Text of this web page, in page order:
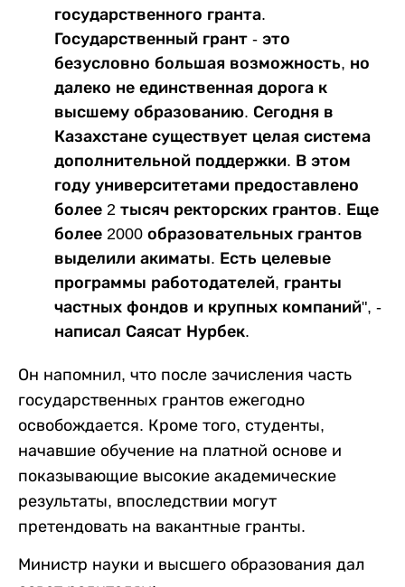
государственного гранта.
Государственный грант - это
безусловно большая возможность, но
далеко не единственная дорога к
высшему образованию. Сегодня в
Казахстане существует целая система
дополнительной поддержки. В этом
году университетами предоставлено
более 2 тысяч ректорских грантов. Еще
более 2000 образовательных грантов
выделили акиматы. Есть целевые
программы работодателей, гранты
частных фондов и крупных компаний", -
написал Саясат Нурбек.
Он напомнил, что после зачисления часть
государственных грантов ежегодно
освобождается. Кроме того, студенты,
начавшие обучение на платной основе и
показывающие высокие академические
результаты, впоследствии могут
претендовать на вакантные гранты.
Министр науки и высшего образования дал